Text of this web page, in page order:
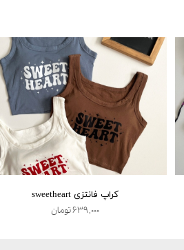
کراپ فانتزی sweetheart
۶۳۹,۰۰۰ تومان